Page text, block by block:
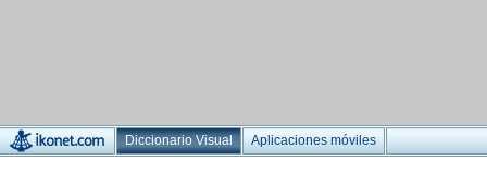
Diccionario Visual Aplicaciones móviles